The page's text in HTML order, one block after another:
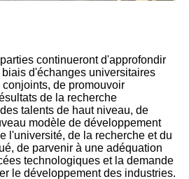
continueront d'approfondir
d'échanges universitaires
de promouvoir
de la recherche
talents de haut niveau, de
modèle de développement
l'université, de la recherche et du
de parvenir à une adéquation
technologiques et la demande
le développement des industries.